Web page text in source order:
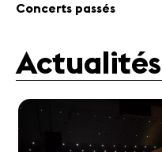
Concerts passés
Actualités